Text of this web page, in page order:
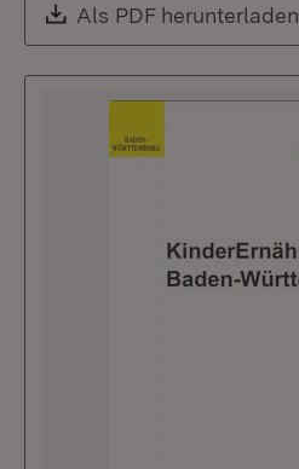
Download:
Als PDF herunterladen